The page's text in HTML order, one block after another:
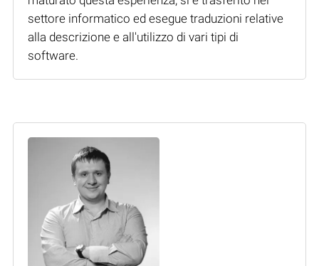
settore informatico ed esegue traduzioni relative
alla descrizione e all'utilizzo di vari tipi di
software.